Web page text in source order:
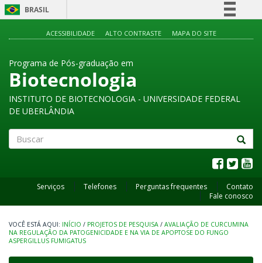
BRASIL
Legislação
ACESSIBILIDADE ALTO CONTRASTE MAPA DO SITE
Programa de Pós-graduação em
Biotecnologia
INSTITUTO DE BIOTECNOLOGIA - UNIVERSIDADE FEDERAL
DE UBERLÂNDIA
Serviços Telefones Perguntas frequentes
Contato
Fale conosco
INÍCIO / PROJETOS DE PESQUISA / AVALIAÇÃO DE CURCUMINA
NA REGULAÇÃO DA PATOGENICIDADE E NA VIA DE APOPTOSE DO FUNGO
ASPERGILLUS FUMIGATUS